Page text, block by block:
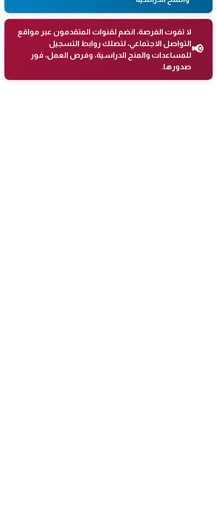
📢
لا تفوت الفرصة، انضم لقنوات المتقدمون عبر مواقع
التواصل الاجتماعي، لتصلك روابط التسجيل
للمساعدات والمنح الدراسية، وفرص العمل، فور
صدورها.